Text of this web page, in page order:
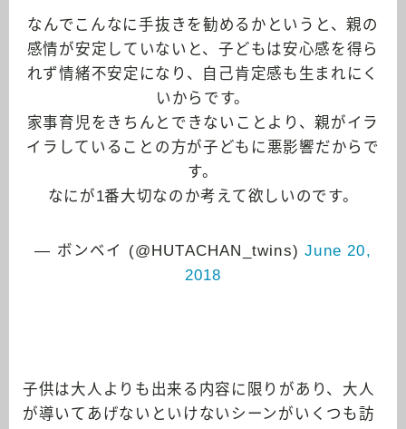
なんでこんなに手抜きを勧めるかというと、親の
感情が安定していないと、子どもは安心感を得ら
れず情緒不安定になり、自己肯定感も生まれにく
いからです。
家事育児をきちんとできないことより、親がイラ
イラしていることの方が子どもに悪影響だからで
す。
なにが1番大切なのか考えて欲しいのです。
— ボンベイ (@HUTACHAN_twins)June 20,
2018
子供は大人よりも出来る内容に限りがあり、大人
が導いてあげないといけないシーンがいくつも訪